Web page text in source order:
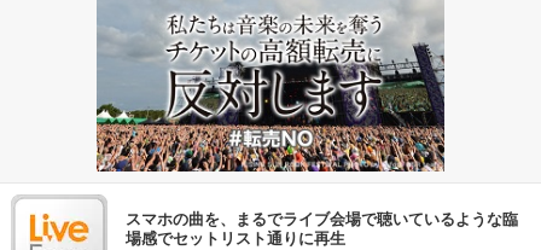
スマホの曲を、まるでライブ会場で聴いているような臨
場感でセットリスト通りに再生